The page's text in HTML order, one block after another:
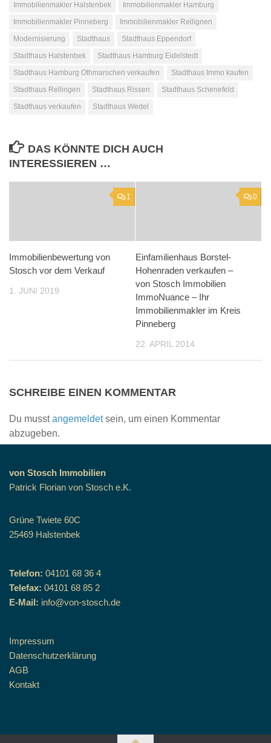
Immobilienmakler Halstenbek
Immobilienmakler Hamburg
Immobilienmakler Pinneberg
Immobilienmakler Rellignen
Modernisierung
Stadthaus
Stadthaus Eppendorf
Stadthaus Halstenbek
Stadthaus Hamburg Eidelstedt
Stadthaus Hamburg Othmarschen verkaufen
Stadthaus Immo kaufen
Stadthaus Rellingen
Stadthaus Rissen
Stadthaus Schenefeld
Stadthaus verkaufen
Stadthaus Wedel
DAS KÖNNTE DICH AUCH
INTERESSIEREN …
1
Immobilienbewertung von
Stosch vor dem Verkauf
1. JUNI 2019
0
Einfamilienhaus Borstel-
Hohenraden verkaufen –
von Stosch Immobilien
ImmoNuance – Ihr
Immobilienmakler im Kreis
Pinneberg
22. APRIL 2014
SCHREIBE EINEN KOMMENTAR
Du musstangemeldetsein, um einen Kommentar
abzugeben.
von Stosch Immobilien
Patrick Florian von Stosch e.K.
Grüne Twiete 60C
25469 Halstenbek
Telefon: 04101 68 36 4
Telefax: 04101 68 85 2
E-Mail: info@von-stosch.de
Impressum
Datenschutzerklärung
AGB
Kontakt